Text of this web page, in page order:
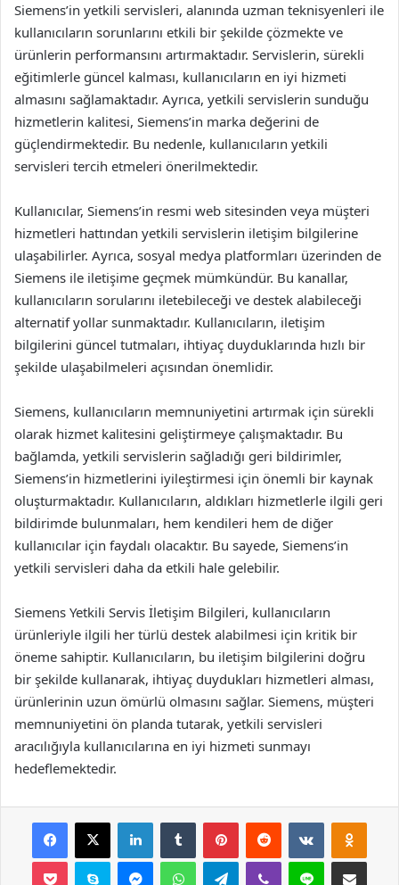
Siemens’in yetkili servisleri, alanında uzman teknisyenleri ile
kullanıcıların sorunlarını etkili bir şekilde çözmekte ve
ürünlerin performansını artırmaktadır. Servislerin, sürekli
eğitimlerle güncel kalması, kullanıcıların en iyi hizmeti
almasını sağlamaktadır. Ayrıca, yetkili servislerin sunduğu
hizmetlerin kalitesi, Siemens’in marka değerini de
güçlendirmektedir. Bu nedenle, kullanıcıların yetkili
servisleri tercih etmeleri önerilmektedir.
Kullanıcılar, Siemens’in resmi web sitesinden veya müşteri
hizmetleri hattından yetkili servislerin iletişim bilgilerine
ulaşabilirler. Ayrıca, sosyal medya platformları üzerinden de
Siemens ile iletişime geçmek mümkündür. Bu kanallar,
kullanıcıların sorularını iletebileceği ve destek alabileceği
alternatif yollar sunmaktadır. Kullanıcıların, iletişim
bilgilerini güncel tutmaları, ihtiyaç duyduklarında hızlı bir
şekilde ulaşabilmeleri açısından önemlidir.
Siemens, kullanıcıların memnuniyetini artırmak için sürekli
olarak hizmet kalitesini geliştirmeye çalışmaktadır. Bu
bağlamda, yetkili servislerin sağladığı geri bildirimler,
Siemens’in hizmetlerini iyileştirmesi için önemli bir kaynak
oluşturmaktadır. Kullanıcıların, aldıkları hizmetlerle ilgili geri
bildirimde bulunmaları, hem kendileri hem de diğer
kullanıcılar için faydalı olacaktır. Bu sayede, Siemens’in
yetkili servisleri daha da etkili hale gelebilir.
Siemens Yetkili Servis İletişim Bilgileri, kullanıcıların
ürünleriyle ilgili her türlü destek alabilmesi için kritik bir
öneme sahiptir. Kullanıcıların, bu iletişim bilgilerini doğru
bir şekilde kullanarak, ihtiyaç duydukları hizmetleri alması,
ürünlerinin uzun ömürlü olmasını sağlar. Siemens, müşteri
memnuniyetini ön planda tutarak, yetkili servisleri
aracılığıyla kullanıcılarına en iyi hizmeti sunmayı
hedeflemektedir.
Facebook
X LinkedInTumblr PinterestReddit VKontakte
Pocket Skype MessengerWhatsAppTelegramViber Line E-Posta ile